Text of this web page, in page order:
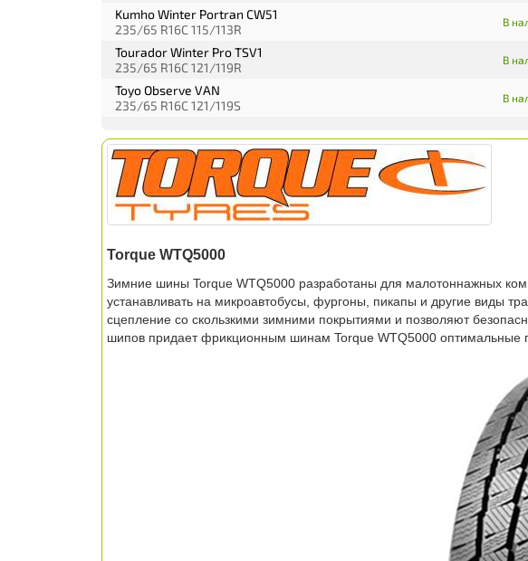
Kumho Winter Portran CW51
235/65 R16C 115/113R
В
Tourador Winter Pro TSV1
235/65 R16C 121/119R
В
Toyo Observe VAN
235/65 R16C 121/119S
В
Torque WTQ5000
Зимние шины Torque WTQ5000 разработаны для малотоннажных
устанавливать на микроавтобусы, фургоны, пикапы и другие виды
сцепление со скользкими зимними покрытиями и позволяют
шипов придает фрикционным шинам Torque WTQ5000 оптимальные